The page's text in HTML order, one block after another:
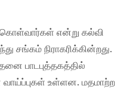
கொள்வார்கள் என்று கல்வி
சங்கம் நிராகரிக்கின்றது.
பாடபுத்தகத்தில்
உள்ளன. மதமாற்ற